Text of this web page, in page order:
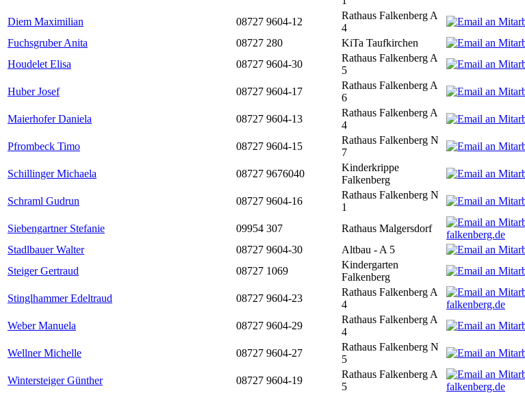
Diem Maximilian 08727 9604-12
Rathaus Falkenberg A
4
Fuchsgruber Anita
08727 280 KiTa Taufkirchen
Houdelet Elisa
08727 9604-30
Rathaus Falkenberg A
5
Huber Josef 08727 9604-17
Rathaus Falkenberg A
6
Maierhofer Daniela 08727 9604-13
Rathaus Falkenberg A
4
Pfrombeck Timo 08727 9604-15
Rathaus Falkenberg N
7
Schillinger Michaela 08727 9676040
Kinderkrippe
Falkenberg
Schraml Gudrun 08727 9604-16
Rathaus Falkenberg N
1
Siebengartner Stefanie 09954 307 Rathaus Malgersdorf
falkenberg.de
Stadlbauer Walter
08727 9604-30 Altbau - A 5
Steiger Gertraud
08727 1069
Kindergarten
Falkenberg
Stinglhammer Edeltraud 08727 9604-23
Rathaus Falkenberg A
4
falkenberg.de
Weber Manuela
08727 9604-29
Rathaus Falkenberg A
4
Wellner Michelle 08727 9604-27
Rathaus Falkenberg N
5
Wintersteiger Günther 08727 9604-19
Rathaus Falkenberg A
5
falkenberg.de